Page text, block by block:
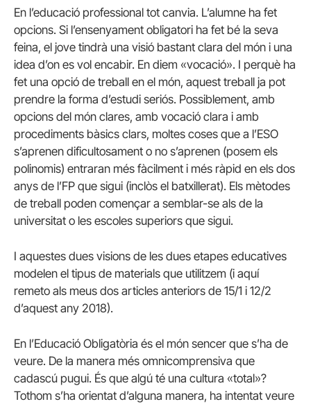
En l’educació professional tot canvia. L’alumne ha fet
opcions. Si l’ensenyament obligatori ha fet bé la seva
feina, el jove tindrà una visió bastant clara del món i una
idea d’on es vol encabir. En diem «vocació». I perquè ha
fet una opció de treball en el món, aquest treball ja pot
prendre la forma d’estudi seriós. Possiblement, amb
opcions del món clares, amb vocació clara i amb
procediments bàsics clars, moltes coses que a l’ESO
s’aprenen dificultosament o no s’aprenen (posem els
polinomis) entraran més fàcilment i més ràpid en els dos
anys de l’FP que sigui (inclòs el batxillerat). Els mètodes
de treball poden començar a semblar-se als de la
universitat o les escoles superiors que sigui.
I aquestes dues visions de les dues etapes educatives
modelen el tipus de materials que utilitzem (i aquí
remeto als meus dos articles anteriors de 15/1 i 12/2
d’aquest any 2018).
En l’Educació Obligatòria és el món sencer que s’ha de
veure. De la manera més omnicomprensiva que
cadascú pugui. És que algú té una cultura «total»?
Tothom s’ha orientat d’alguna manera, ha intentat veure